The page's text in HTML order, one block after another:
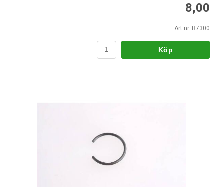
8,00
Art nr. R7300
Köp